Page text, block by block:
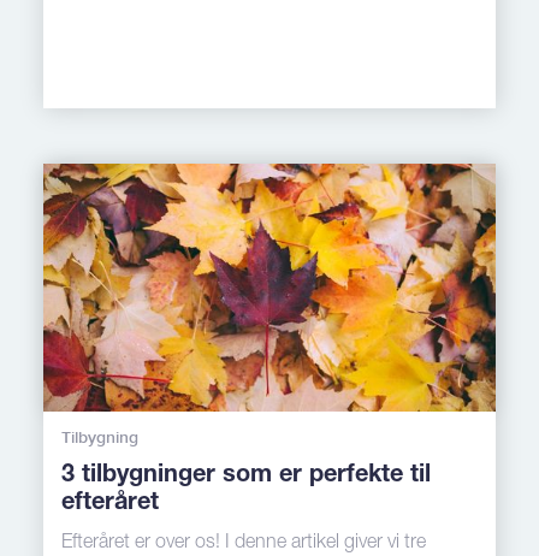
Tilbygning
3 tilbygninger som er perfekte til
efteråret
Efteråret er over os! I denne artikel giver vi tre